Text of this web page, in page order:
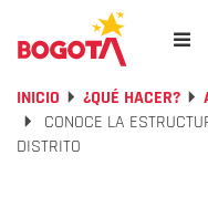
INICIO ¿QUÉ HACER?
CONOCE LA
DISTRITO